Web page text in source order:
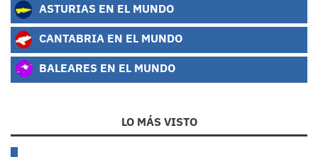
ASTURIAS EN EL MUNDO
CANTABRIA EN EL MUNDO
BALEARES EN EL MUNDO
LO MÁS VISTO